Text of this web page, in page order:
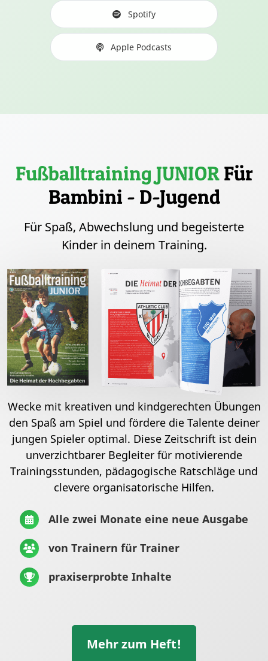
Spotify
Apple Podcasts
Fußballtraining JUNIORFür
Bambini - D-Jugend
Für Spaß, Abwechslung und begeisterte
Kinder in deinem Training.
Wecke mit kreativen und kindgerechten Übungen
den Spaß am Spiel und fördere die Talente deiner
jungen Spieler optimal. Diese Zeitschrift ist dein
unverzichtbarer Begleiter für motivierende
Trainingsstunden, pädagogische Ratschläge und
clevere organisatorische Hilfen.
Alle zwei Monate eine neue Ausgabe
von Trainern für Trainer
praxiserprobte Inhalte
Mehr zum Heft!